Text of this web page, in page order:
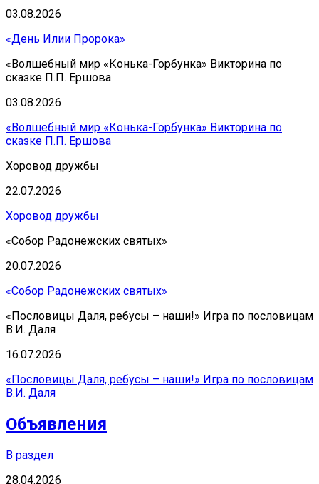
03.08.2026
«День Илии Пророка»
«Волшебный мир «Конька-Горбунка» Викторина по
сказке П.П. Ершова
03.08.2026
«Волшебный мир «Конька-Горбунка» Викторина по
сказке П.П. Ершова
Хоровод дружбы
22.07.2026
Хоровод дружбы
«Собор Радонежских святых»
20.07.2026
«Собор Радонежских святых»
«Пословицы Даля, ребусы – наши!» Игра по пословицам
В.И. Даля
16.07.2026
«Пословицы Даля, ребусы – наши!» Игра по пословицам
В.И. Даля
Объявления
В раздел
28.04.2026